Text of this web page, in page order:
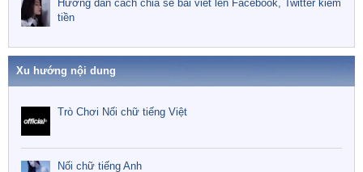
Hướng dẫn cách chia sẻ bài viết lên Facebook, Twitter kiếm
tiền
Xu hướng nội dung
Trò Chơi Nối chữ tiếng Việt
Nối chữ tiếng Anh